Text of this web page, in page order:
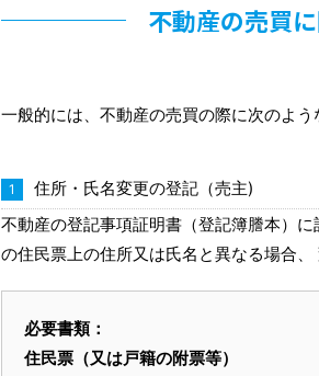
不動産の売買
一般的には、不動産の売買の際に次のよう
住所・氏名変更の登記（売主)
不動産の登記事項証明書（登記簿謄本）
の住民票上の住所又は氏名と異なる場合、
必要書類：
住民票（又は戸籍の附票等）